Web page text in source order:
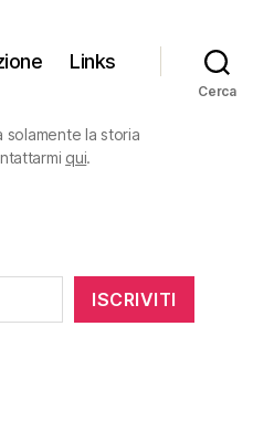
Links
Cerca
la storia
qui.
ISCRIVITI